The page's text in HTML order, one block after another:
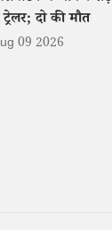
दो की मौत
09 2026